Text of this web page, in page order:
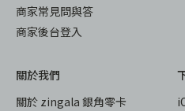
商家常見問與答
商家後台登入
關於我們
關於 zingala 銀角零卡